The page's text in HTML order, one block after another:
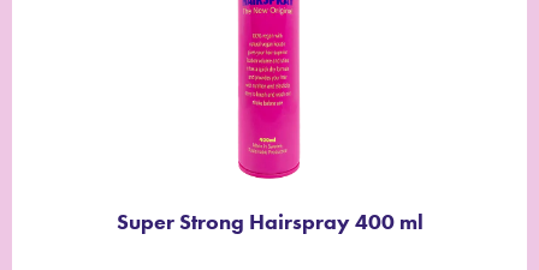
Super Strong Hairspray 400 ml